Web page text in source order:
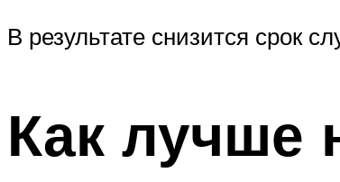
В результате снизится срок
Как лучше